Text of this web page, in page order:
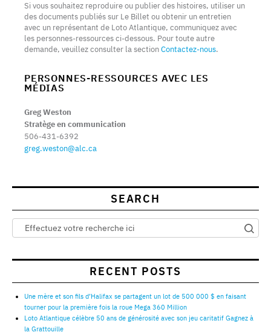
Si vous souhaitez reproduire ou publier des histoires, utiliser un
des documents publiés sur Le Billet ou obtenir un entretien
avec un représentant de Loto Atlantique, communiquez avec
les personnes-ressources ci-dessous. Pour toute autre
demande, veuillez consulter la sectionContactez-nous.
PERSONNES-RESSOURCES AVEC LES
MÉDIAS
Greg Weston
Stratège en communication
506-431-6392
greg.weston@alc.ca
SEARCH
RECENT POSTS
Une mère et son fils d’Halifax se partagent un lot de 500 000 $ en faisant
tourner pour la première fois la roue Mega 360 Million
Loto Atlantique célèbre 50 ans de générosité avec son jeu caritatif Gagnez à
la Grattouille